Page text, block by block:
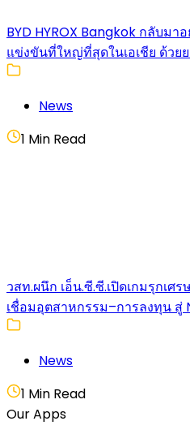
BYD HYROX Bangkok กลับม
แข่งขันที่ใหญ่ที่สุดในเอเชีย ด้ว
News
1 Min Read
วสท.ผนึก เอ็น.ซี.ซี.เปิดเกมรุกเศ
เชื่อมอุตสาหกรรม–การลงทุน สู่
News
1 Min Read
Our Apps